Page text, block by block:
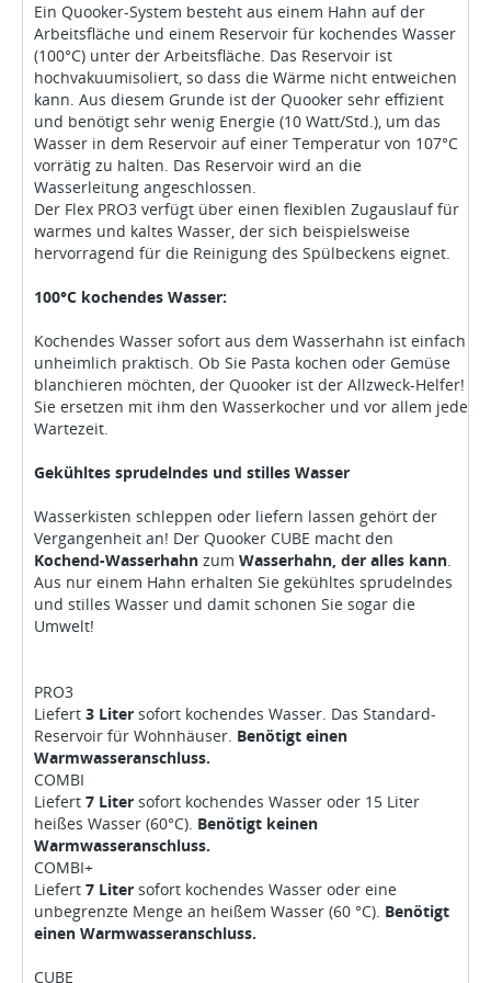
Ein Quooker-System besteht aus einem Hahn auf der
Arbeitsfläche und einem Reservoir für kochendes Wasser
(100°C) unter der Arbeitsfläche. Das Reservoir ist
hochvakuumisoliert, so dass die Wärme nicht entweichen
kann. Aus diesem Grunde ist der Quooker sehr effizient
und benötigt sehr wenig Energie (10 Watt/Std.), um das
Wasser in dem Reservoir auf einer Temperatur von 107°C
vorrätig zu halten. Das Reservoir wird an die
Wasserleitung angeschlossen.
Der Flex PRO3 verfügt über einen flexiblen Zugauslauf für
warmes und kaltes Wasser, der sich beispielsweise
hervorragend für die Reinigung des Spülbeckens eignet.
100°C kochendes Wasser:
Kochendes Wasser sofort aus dem Wasserhahn ist einfach
unheimlich praktisch. Ob Sie Pasta kochen oder Gemüse
blanchieren möchten, der Quooker ist der Allzweck-Helfer!
Sie ersetzen mit ihm den Wasserkocher und vor allem jede
Wartezeit.
Gekühltes sprudelndes und stilles Wasser
Wasserkisten schleppen oder liefern lassen gehört der
Vergangenheit an! Der Quooker CUBE macht den
Kochend-Wasserhahn zum Wasserhahn, der alles kann.
Aus nur einem Hahn erhalten Sie gekühltes sprudelndes
und stilles Wasser und damit schonen Sie sogar die
Umwelt!
PRO3
Liefert 3 Liter sofort kochendes Wasser. Das Standard-
Reservoir für Wohnhäuser. Benötigt einen
Warmwasseranschluss.
COMBI
Liefert 7 Liter sofort kochendes Wasser oder 15 Liter
heißes Wasser (60°C). Benötigt keinen
Warmwasseranschluss.
COMBI+
Liefert 7 Liter sofort kochendes Wasser oder eine
unbegrenzte Menge an heißem Wasser (60 °C). Benötigt
einen Warmwasseranschluss.
CUBE